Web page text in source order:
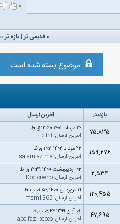
۰
«قدیمی تر|تازه‌ تر»
موضوع بسته شده است
بازدید: آخرین ارسال
۷۵,۸۳۵
۲۴ مرداد ۱۴۰۲ ۱۲:۵۰ ق.ظ
آخرین ارسال:
clint
۱۵۹,۲۷۶
۲۳ مرداد ۱۴۰۲ ۱۰:۱۱ ق.ظ
آخرین ارسال:
salam az ma
۲,۵۳۴
۰۳ اردیبهشت ۱۴۰۰ ۱۲:۳۹ ق.ظ
آخرین ارسال:
Doctorwho
۱۲۰,۴۵۵
۱۹ فروردین ۱۴۰۰ ۰۲:۵۹ ب.ظ
آخرین ارسال:
msm1365
۴۷,۶۹۵
۰۳ آبان ۱۳۹۹ ۰۹:۴۴ ب.ظ
آخرین ارسال:
abolfazl pepco